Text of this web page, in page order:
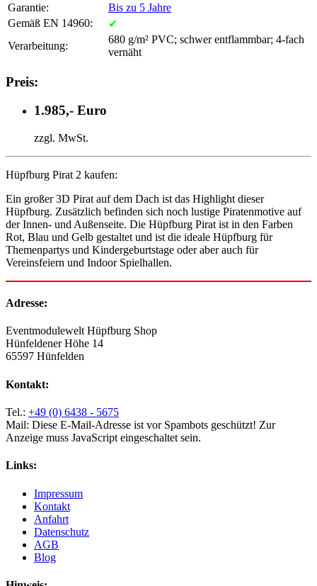
Garantie:
Bis zu 5 Jahre
Gemäß EN 14960:
✔
Verarbeitung:
680 g/m² PVC; schwer entflammbar; 4-fach
vernäht
Preis:
1.985,- Euro
zzgl. MwSt.
Hüpfburg Pirat 2 kaufen:
Ein großer 3D Pirat auf dem Dach ist das Highlight dieser
Hüpfburg. Zusätzlich befinden sich noch lustige Piratenmotive auf
der Innen- und Außenseite. Die Hüpfburg Pirat ist in den Farben
Rot, Blau und Gelb gestaltet und ist die ideale Hüpfburg für
Themenpartys und Kindergeburtstage oder aber auch für
Vereinsfeiern und Indoor Spielhallen.
Adresse:
Eventmodulewelt Hüpfburg Shop
Hünfeldener Höhe 14
65597 Hünfelden
Kontakt:
Tel.: +49 (0) 6438 - 5675
Mail: Diese E-Mail-Adresse ist vor Spambots geschützt! Zur
Anzeige muss JavaScript eingeschaltet sein.
Links:
Impressum
Kontakt
Anfahrt
Datenschutz
AGB
Blog